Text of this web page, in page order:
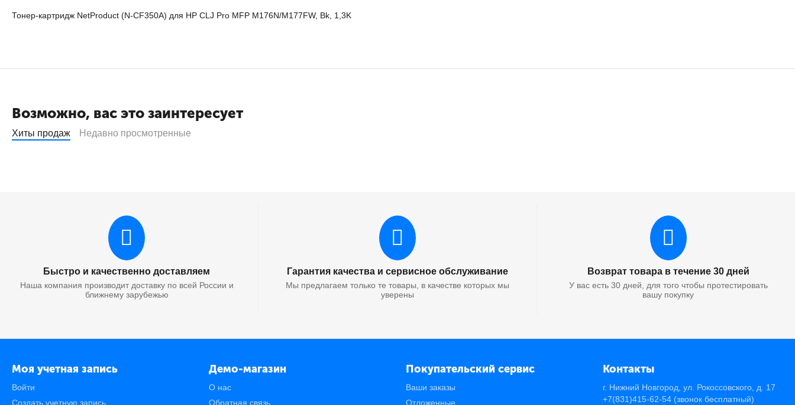
Тонер-картридж NetProduct (N-CF350A) для HP CLJ Pro MFP M176N/M177FW, Bk, 1,3K
Возможно, вас это заинтересует
Хиты продаж Недавно просмотренные
Быстро и качественно доставляем
Наша компания производит доставку по всей России и
ближнему зарубежью
Гарантия качества и сервисное обслуживание
Мы предлагаем только те товары, в качестве которых мы
уверены
Возврат товара в течение 30 дней
У вас есть 30 дней, для того чтобы протестировать
вашу покупку
Моя учетная запись
Войти
Создать учетную запись
Демо-магазин
О нас
Обратная связь
Покупательский сервис
Ваши заказы
Отложенные
Контакты
г. Нижний Новгород, ул. Рокоссовского, д. 17
+7(831)415-62-54(звонок бесплатный)